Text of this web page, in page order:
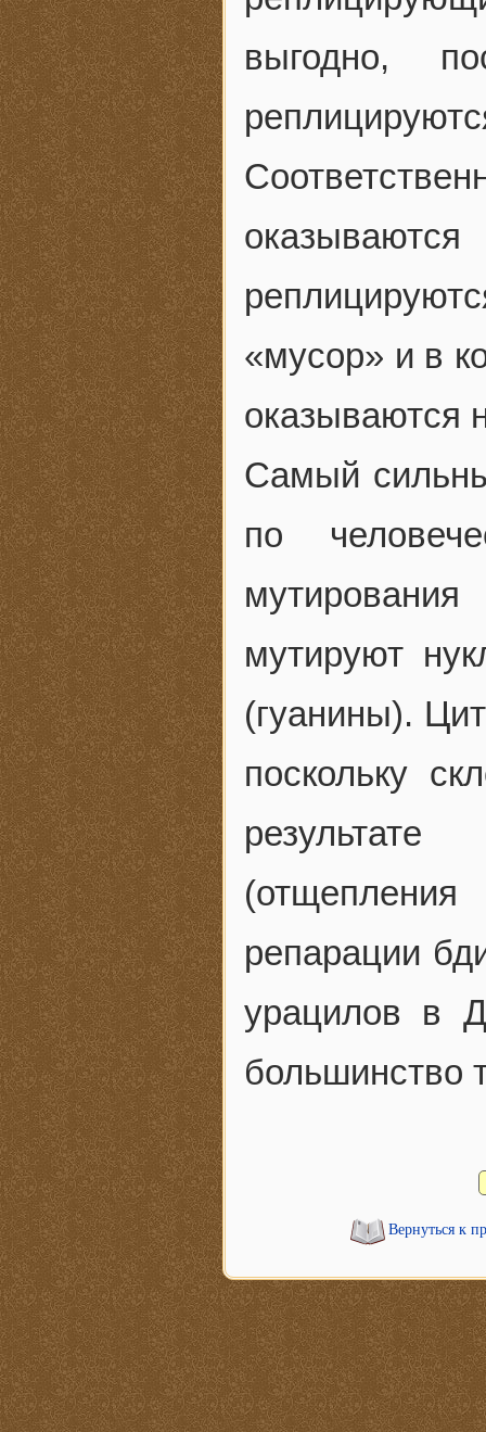
выгодно,
«мусор» и в
оказываются
Самый
по
мутируют
(гуанины).
поскольку
репарации
урацилов в
большинство
Вернуться к